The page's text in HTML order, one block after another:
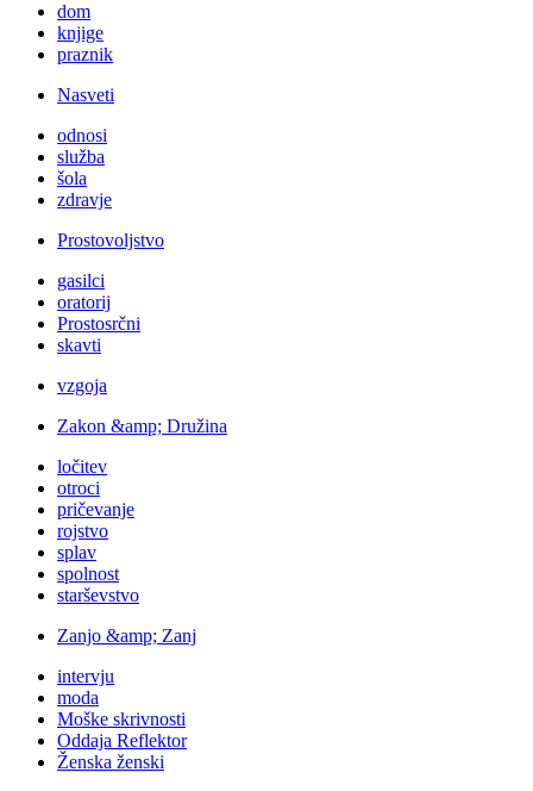
dom
knjige
praznik
Nasveti
odnosi
služba
šola
zdravje
Prostovoljstvo
gasilci
oratorij
Prostosrčni
skavti
vzgoja
Zakon &amp; Družina
ločitev
otroci
pričevanje
rojstvo
splav
spolnost
starševstvo
Zanjo &amp; Zanj
intervju
moda
Moške skrivnosti
Oddaja Reflektor
Ženska ženski